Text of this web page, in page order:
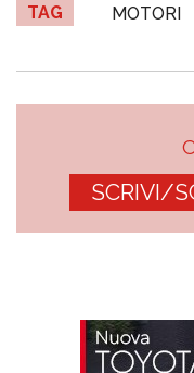
TAG MOTORI
SCRIVI/